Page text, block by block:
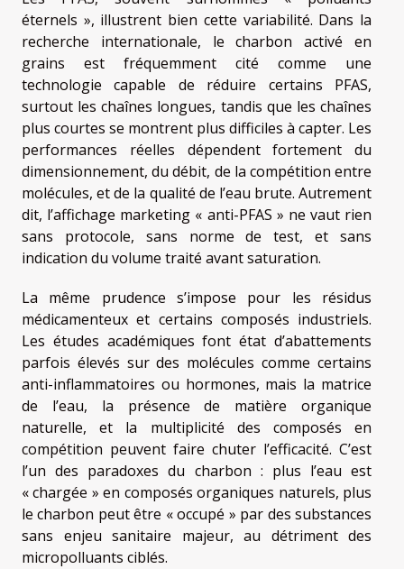
éternels », illustrent bien cette variabilité. Dans la
recherche internationale, le charbon activé en
grains est fréquemment cité comme une
technologie capable de réduire certains PFAS,
surtout les chaînes longues, tandis que les chaînes
plus courtes se montrent plus difficiles à capter. Les
performances réelles dépendent fortement du
dimensionnement, du débit, de la compétition entre
molécules, et de la qualité de l’eau brute. Autrement
dit, l’affichage marketing « anti-PFAS » ne vaut rien
sans protocole, sans norme de test, et sans
indication du volume traité avant saturation.
La même prudence s’impose pour les résidus
médicamenteux et certains composés industriels.
Les études académiques font état d’abattements
parfois élevés sur des molécules comme certains
anti-inflammatoires ou hormones, mais la matrice
de l’eau, la présence de matière organique
naturelle, et la multiplicité des composés en
compétition peuvent faire chuter l’efficacité. C’est
l’un des paradoxes du charbon : plus l’eau est
« chargée » en composés organiques naturels, plus
le charbon peut être « occupé » par des substances
sans enjeu sanitaire majeur, au détriment des
micropolluants ciblés.